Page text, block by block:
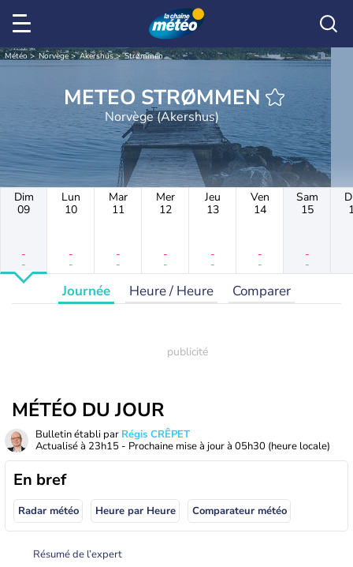
Météo Norvège Akershus Strømmen
METEO STRØMMEN
Norvège (Akershus)
Dim
09
-
-
Lun
10
-
-
Mar
11
-
-
Mer
12
-
-
Jeu
13
-
-
Ven
14
-
-
Sam
15
-
-
Journée Heure / Heure Comparer
MÉTÉO DU JOUR
Bulletin établi par Régis CRÊPET
Actualisé à 23h15 - Prochaine mise à jour à 05h30 (heure locale)
En bref
Radar météo Heure par Heure Comparateur météo
Résumé de l’expert